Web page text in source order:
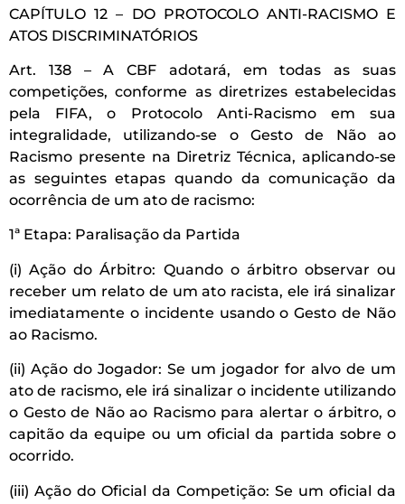
CAPÍTULO 12 – DO PROTOCOLO ANTI-RACISMO E
ATOS DISCRIMINATÓRIOS
Art. 138 – A CBF adotará, em todas as suas
competições, conforme as diretrizes estabelecidas
pela FIFA, o Protocolo Anti-Racismo em sua
integralidade, utilizando-se o Gesto de Não ao
Racismo presente na Diretriz Técnica, aplicando-se
as seguintes etapas quando da comunicação da
ocorrência de um ato de racismo:
1ª Etapa: Paralisação da Partida
(i) Ação do Árbitro: Quando o árbitro observar ou
receber um relato de um ato racista, ele irá sinalizar
imediatamente o incidente usando o Gesto de Não
ao Racismo.
(ii) Ação do Jogador: Se um jogador for alvo de um
ato de racismo, ele irá sinalizar o incidente utilizando
o Gesto de Não ao Racismo para alertar o árbitro, o
capitão da equipe ou um oficial da partida sobre o
ocorrido.
(iii) Ação do Oficial da Competição: Se um oficial da